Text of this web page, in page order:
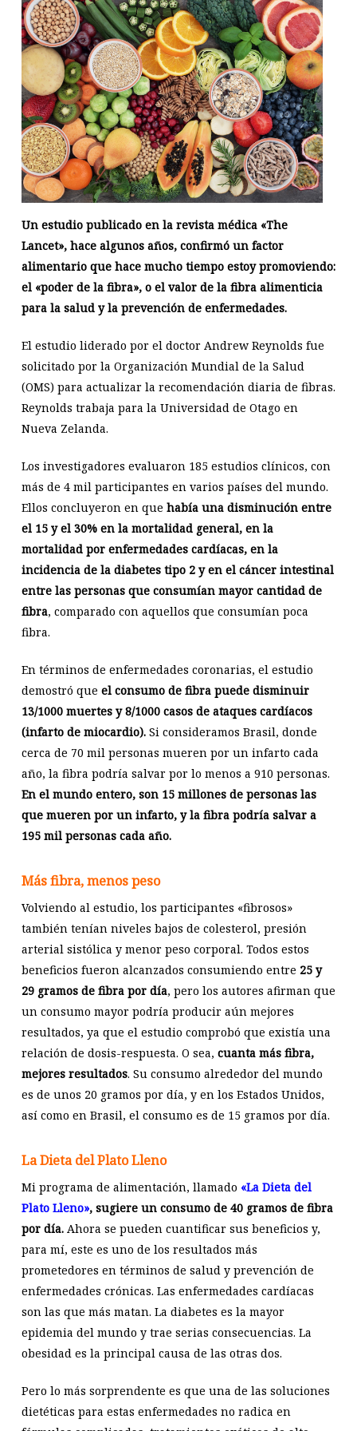
Un estudio publicado en la revista médica «The
Lancet», hace algunos años, confirmó un factor
alimentario que hace mucho tiempo estoy promoviendo:
el «poder de la fibra», o el valor de la fibra alimenticia
para la salud y la prevención de enfermedades.
El estudio liderado por el doctor Andrew Reynolds fue
solicitado por la Organización Mundial de la Salud
(OMS) para actualizar la recomendación diaria de fibras.
Reynolds trabaja para la Universidad de Otago en
Nueva Zelanda.
Los investigadores evaluaron 185 estudios clínicos, con
más de 4 mil participantes en varios países del mundo.
Ellos concluyeron en que había una disminución entre
el 15 y el 30% en la mortalidad general, en la
mortalidad por enfermedades cardíacas, en la
incidencia de la diabetes tipo 2 y en el cáncer intestinal
entre las personas que consumían mayor cantidad de
fibra, comparado con aquellos que consumían poca
fibra.
En términos de enfermedades coronarias, el estudio
demostró que el consumo de fibra puede disminuir
13/1000 muertes y 8/1000 casos de ataques cardíacos
(infarto de miocardio).Si consideramos Brasil, donde
cerca de 70 mil personas mueren por un infarto cada
año, la fibra podría salvar por lo menos a 910 personas.
En el mundo entero, son 15 millones de personas las
que mueren por un infarto, y la fibra podría salvar a
195 mil personas cada año.
Más fibra, menos peso
Volviendo al estudio, los participantes «fibrosos»
también tenían niveles bajos de colesterol, presión
arterial sistólica y menor peso corporal. Todos estos
beneficios fueron alcanzados consumiendo entre 25 y
29 gramos de fibra por día, pero los autores afirman que
un consumo mayor podría producir aún mejores
resultados, ya que el estudio comprobó que existía una
relación de dosis-respuesta. O sea, cuanta más fibra,
mejores resultados. Su consumo alrededor del mundo
es de unos 20 gramos por día, y en los Estados Unidos,
así como en Brasil, el consumo es de 15 gramos por día.
La Dieta del Plato Lleno
Mi programa de alimentación, llamado «La Dieta del
Plato Lleno», sugiere un consumo de 40 gramos de fibra
por día.Ahora se pueden cuantificar sus beneficios y,
para mí, este es uno de los resultados más
prometedores en términos de salud y prevención de
enfermedades crónicas. Las enfermedades cardíacas
son las que más matan. La diabetes es la mayor
epidemia del mundo y trae serias consecuencias. La
obesidad es la principal causa de las otras dos.
Pero lo más sorprendente es que una de las soluciones
dietéticas para estas enfermedades no radica en